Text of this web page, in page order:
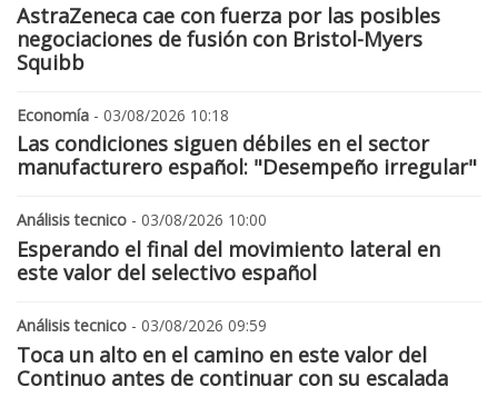
AstraZeneca cae con fuerza por las posibles
negociaciones de fusión con Bristol-Myers
Squibb
Economía - 03/08/2026 10:18
Las condiciones siguen débiles en el sector
manufacturero español: "Desempeño irregular"
Análisis tecnico - 03/08/2026 10:00
Esperando el final del movimiento lateral en
este valor del selectivo español
Análisis tecnico - 03/08/2026 09:59
Toca un alto en el camino en este valor del
Continuo antes de continuar con su escalada